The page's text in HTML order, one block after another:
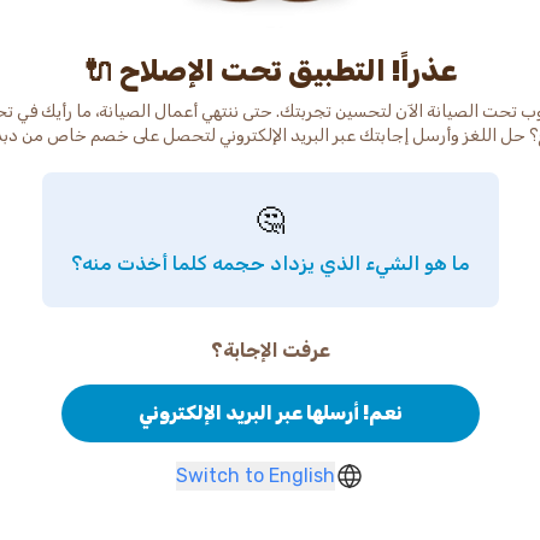
عذراً! التطبيق تحت الإصلاح 🔌
تحت الصيانة الآن لتحسين تجربتك. حتى ننتهي أعمال الصيانة، ما رأيك في
حل اللغز وأرسل إجابتك عبر البريد الإلكتروني لتحصل على خصم خاص من
🤔
ما هو الشيء الذي يزداد حجمه كلما أخذت منه؟
عرفت الإجابة؟
نعم! أرسلها عبر البريد الإلكتروني
Switch to English